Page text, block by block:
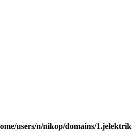
users/n/nikop/domains/